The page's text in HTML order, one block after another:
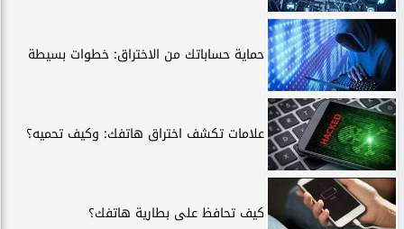
حماية حساباتك من الاختراق: خطوات بسيطة
علامات تكشف اختراق هاتفك: وكيف تحميه؟
كيف تحافظ على بطارية هاتفك؟